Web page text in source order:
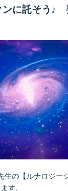
ンに託そう♪
生の【ルナロジー
す。